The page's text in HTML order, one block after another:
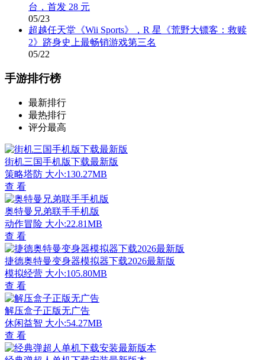
台，首发 28 元
05/23
超越任天堂《Wii Sports》，R 星《荒野大镖客：救赎
2》跻身史上最畅销游戏第三名
05/22
手游排行榜
最新排行
最热排行
评分最高
街机三国手机版下载最新版
策略塔防 大小:130.27MB
查 看
奥特曼兄弟联手手机版
动作冒险 大小:22.81MB
查 看
捷德奥特曼变身器模拟器下载2026最新版
模拟经营 大小:105.80MB
查 看
解压盒子正版无广告
休闲益智 大小:54.27MB
查 看